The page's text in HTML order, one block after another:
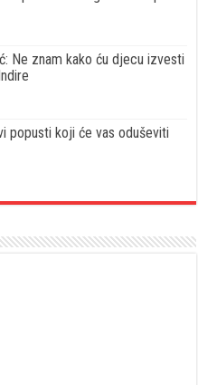
Ne znam kako ću djecu izvesti
popusti koji će vas oduševiti